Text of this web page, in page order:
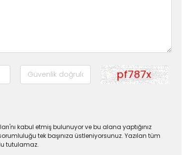
kabul etmiş bulunuyor ve bu alana yaptığınız
tek başınıza üstleniyorsunuz. Yazılan tüm
tutulamaz.